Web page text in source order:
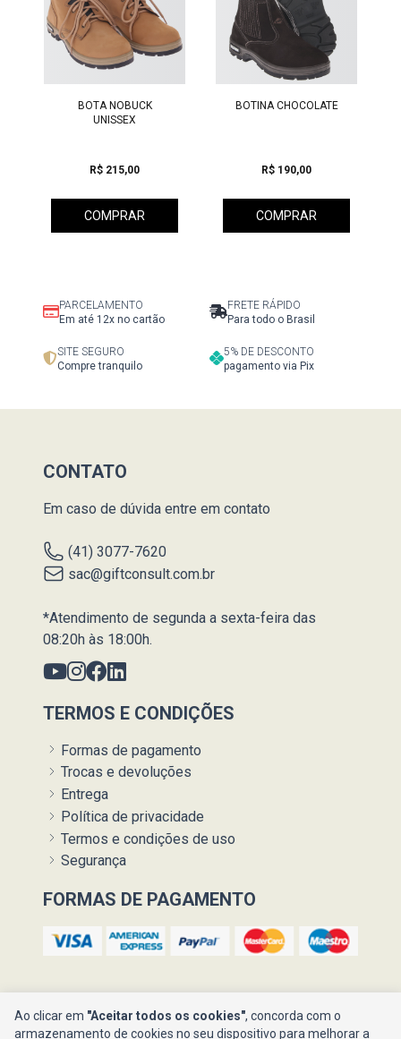
BOTA NOBUCK
COMPRAR
BOTINA CHOCOLATE
COMPRAR
PARCELAMENTO
Em até 12x no cartão
FRETE RÁPIDO
Para todo o Brasil
SITE SEGURO
Compre tranquilo
5% DE DESCONTO
pagamento via Pix
CONTATO
Em caso de dúvida entre em contato
(41) 3077-7620
sac@giftconsult.com.br
*Atendimento de segunda a sexta-feira das
08:20h às 18:00h.
TERMOS E CONDIÇÕES
Formas de pagamento
Trocas e devoluções
Entrega
Política de privacidade
Termos e condições de uso
Segurança
FORMAS DE PAGAMENTO
Ao clicar em "Aceitar todos os cookies", concorda com o
armazenamento de cookies no seu dispositivo para melhorar a